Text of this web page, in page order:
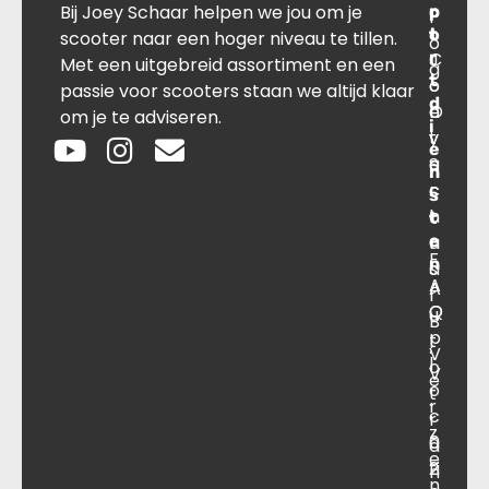
Bij Joey Schaar helpen we jou om je
scooter naar een hoger niveau te tillen.
Met een uitgebreid assortiment en een
passie voor scooters staan we altijd klaar
om je te adviseren.
p
o
r
t
d
i
e
n
s
t
e
n
A
u
t
o
t
r
a
n
l
o
g
O
v
e
r
o
n
s
O
p
l
o
c
a
ti
r
t
C
o
n
t
a
c
t
F
A
Q
V
e
r
z
e
c
t
J
o
e
y
S
c
h
a
a
r
B
.
V
.
0
2